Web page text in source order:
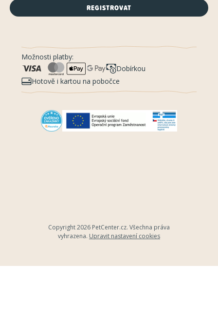
REGISTROVAT
Možnosti platby:
Dobírkou
Hotově i kartou na pobočce
Copyright 2026 PetCenter.cz. Všechna práva
vyhrazena. Upravit nastavení cookies